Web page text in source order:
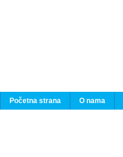
Početna strana O nama